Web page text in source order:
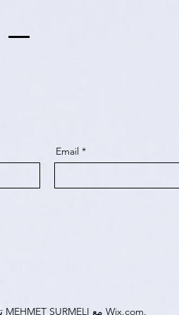
Email
© 2021 تأسست بواسطة MEHMET SURMELI مع Wix.com.